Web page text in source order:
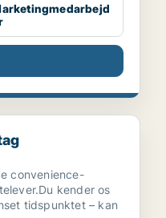
convenience-
kender os
tidspunktet – kan